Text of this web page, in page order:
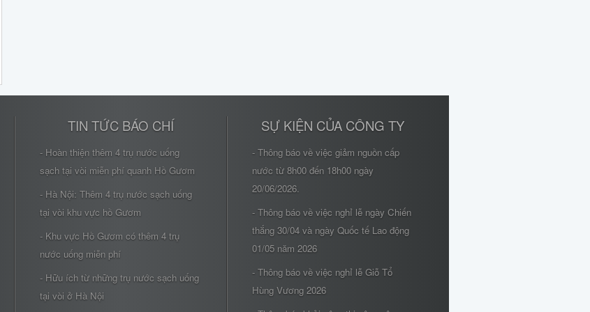
TIN TỨC BÁO CHÍ
- Hoàn thiện thêm 4 trụ nước uống
sạch tại vòi miễn phí quanh Hồ Gươm
- Hà Nội: Thêm 4 trụ nước sạch uống
tại vòi khu vực hồ Gươm
- Khu vực Hồ Gươm có thêm 4 trụ
nước uống miễn phí
- Hữu ích từ những trụ nước sạch uống
tại vòi ở Hà Nội
SỰ KIỆN CỦA CÔNG TY
- Thông báo về việc giảm nguồn cấp
nước từ 8h00 đến 18h00 ngày
20/06/2026.
- Thông báo về việc nghỉ lễ ngày Chiến
thắng 30/04 và ngày Quốc tế Lao động
01/05 năm 2026
- Thông báo về việc nghỉ lễ Giỗ Tổ
Hùng Vương 2026